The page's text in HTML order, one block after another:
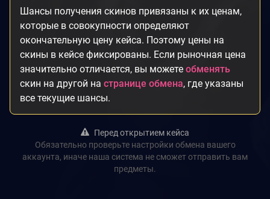
Шансы получения скинов привязаны к их ценам,
которые в совокупности определяют
окончательную цену кейса. Поэтому цены на
скины в кейсе фиксированы. Если рыночная цена
значительно отличается, вы можете обменять
скин на другой на странице обмена, где указаны
все текущие шансы.
Перед открытием кейса
Обязательно проверьте настройки обмена вашего
аккаунта, иначе наша система не сможет отправить вам
предметы.